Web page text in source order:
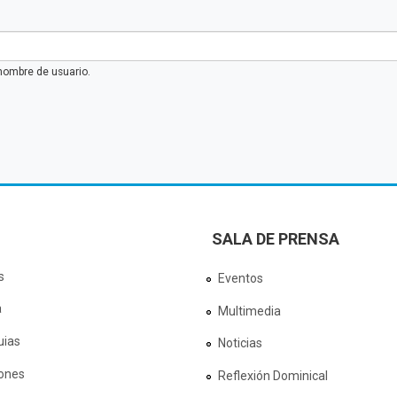
de usuario.
SALA DE PRENSA
Eventos
Multimedia
Noticias
Reflexión Dominical